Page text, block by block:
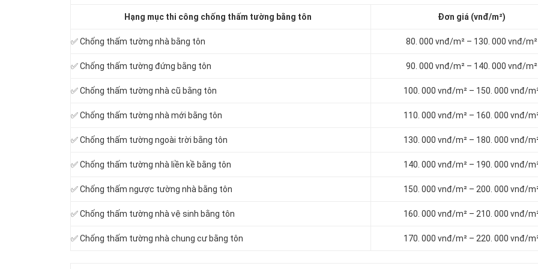
Hạng mục thi công chống thấm tường bằng tôn Đơn giá (vnđ/m²)
✅ Chống thấm tường nhà bằng tôn 80. 000 vnđ/m² – 130. 000 vnđ/m²
✅ Chống thấm tường đứng bằng tôn 90. 000 vnđ/m² – 140. 000 vnđ/m²
✅ Chống thấm tường nhà cũ bằng tôn 100. 000 vnđ/m² – 150. 000 vnđ/
✅ Chống thấm tường nhà mới bằng tôn 110. 000 vnđ/m² – 160. 000 vnđ/
✅ Chống thấm tường ngoài trời bằng tôn 130. 000 vnđ/m² – 180. 000 vnđ/
✅ Chống thấm tường nhà liền kề bằng tôn 140. 000 vnđ/m² – 190. 000 vnđ/
✅ Chống thấm ngược tường nhà bằng tôn 150. 000 vnđ/m² – 200. 000 vnđ/
✅ Chống thấm tường nhà vệ sinh bằng tôn 160. 000 vnđ/m² – 210. 000 vnđ/
✅ Chống thấm tường nhà chung cư bằng tôn 170. 000 vnđ/m² – 220. 000 vnđ/